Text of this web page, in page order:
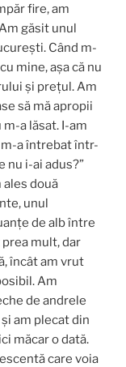
fire, am
găsit unul
Când m-
mine, așa că nu
și prețul. Am
să mă apropii
a lăsat. I-am
a întrebat într-
nu i-ai adus?”
ales două
unul
de alb între
mult, dar
încât am vrut
Am
de andrele
am plecat din
măcar o dată.
care voia